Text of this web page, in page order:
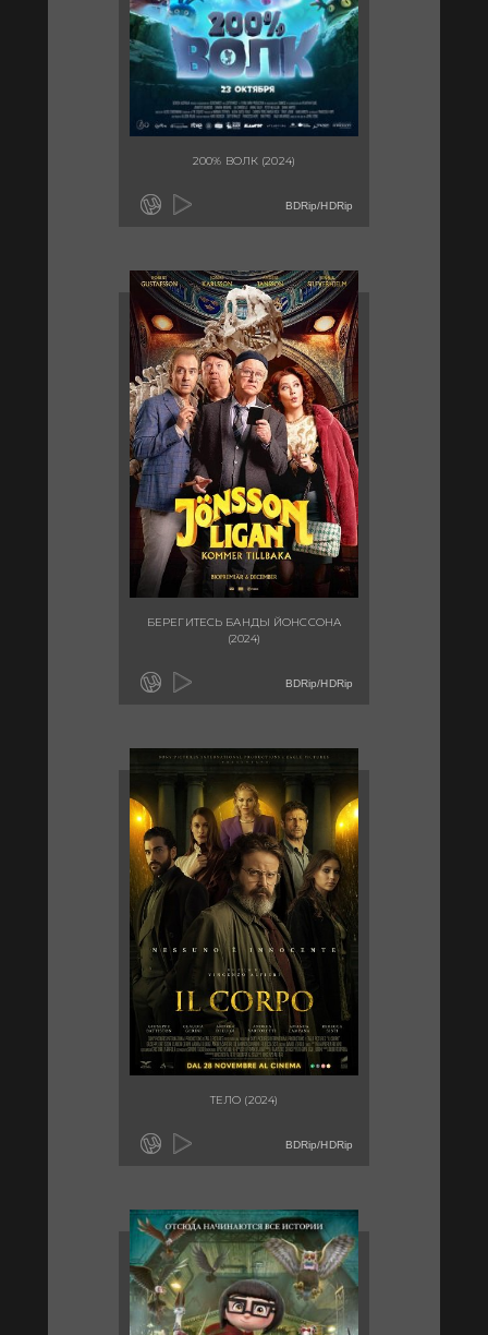
200% ВОЛК (2024)
BDRip/HDRip
БЕРЕГИТЕСЬ БАНДЫ ЙОНССОНА
(2024)
BDRip/HDRip
ТЕЛО (2024)
BDRip/HDRip